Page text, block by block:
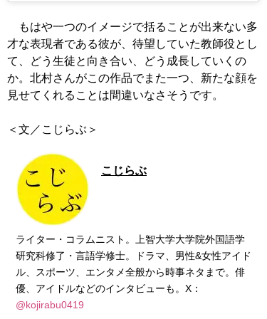
もはや一つのイメージで括ることが出来ない多
才な表現者である彼が、待望していた教師役とし
て、どう生徒と向き合い、どう成長していくの
か。北村さんがこの作品でまた一つ、新たな顔を
見せてくれることは間違いなさそうです。
＜文／こじらぶ＞
こじらぶ
ライター・コラムニスト。上智大学大学院外国語学
研究科修了・言語学修士。ドラマ、男性&女性アイド
ル、スポーツ、エンタメ全般から時事ネタまで。俳
優、アイドルなどのインタビューも。X：
@kojirabu0419